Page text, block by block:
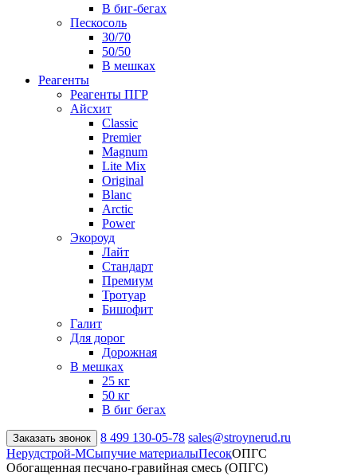
В биг-бегах
Пескосоль
30/70
50/50
В мешках
Реагенты
Реагенты ПГР
Айсхит
Classic
Premier
Magnum
Lite Mix
Original
Blanc
Arctic
Power
Экороуд
Лайт
Стандарт
Премиум
Тротуар
Бишофит
Галит
Для дорог
Дорожная
В мешках
25 кг
50 кг
В биг бегах
Заказать звонок 8 499 130-05-78 sales@stroynerud.ru
Нерудстрой-МСыпучие материалыПесокОПГС
Обогащенная песчано-гравийная смесь (ОПГС)